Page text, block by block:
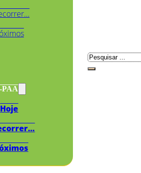
PAA
Hoje
Pesquisar